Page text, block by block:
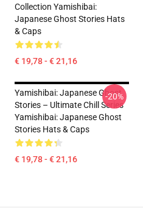
Collection Yamishibai:
Japanese Ghost Stories Hats
& Caps
€ 19,78 - € 21,16
Yamishibai: Japanese Ghost
Stories – Ultimate Chill Series
Yamishibai: Japanese Ghost
Stories Hats & Caps
€ 19,78 - € 21,16
-20%